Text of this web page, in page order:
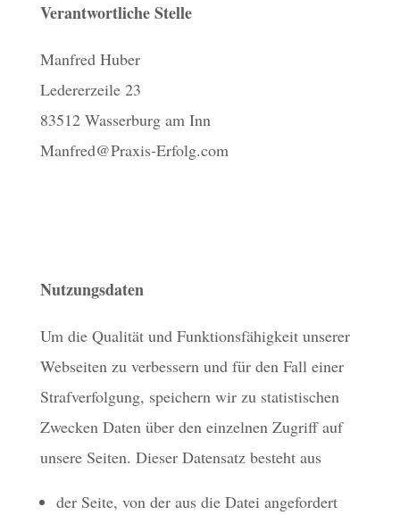
Verantwortliche Stelle
Manfred Huber
Ledererzeile 23
83512 Wasserburg am Inn
Manfred@Praxis-Erfolg.com
Nutzungsdaten
Um die Qualität und Funktionsfähigkeit unserer
Webseiten zu verbessern und für den Fall einer
Strafverfolgung, speichern wir zu statistischen
Zwecken Daten über den einzelnen Zugriff auf
unsere Seiten. Dieser Datensatz besteht aus
der Seite, von der aus die Datei angefordert